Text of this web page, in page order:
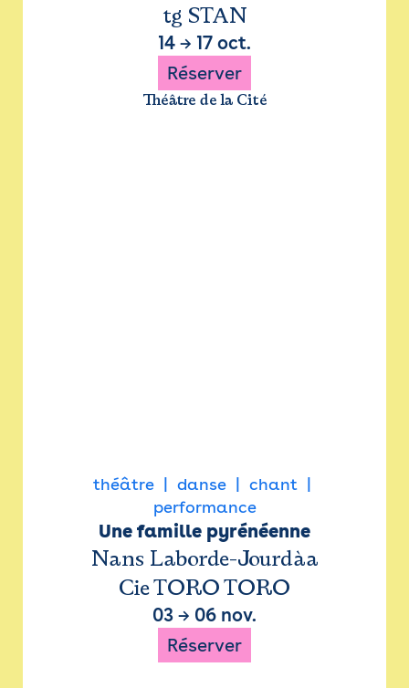
tg STAN
14 → 17 oct.
Réserver
Théâtre de la Cité
théâtre danse
chant
performance
Une famille pyrénéenne
Nans Laborde-Jourdàa
Cie TORO TORO
03 → 06 nov.
Réserver